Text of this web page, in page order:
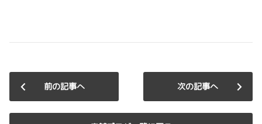
前の記事へ 次の記事へ